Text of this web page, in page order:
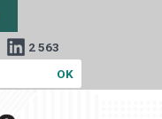
2 563